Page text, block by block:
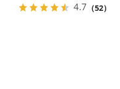
4.7 （52）